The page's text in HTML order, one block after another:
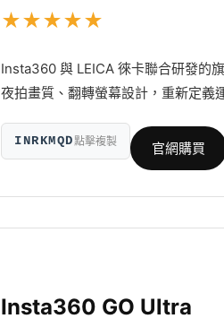
★★★★★
Insta360 與 LEICA 徠卡聯合研發的
夜拍畫質、翻轉螢幕設計，重新定義
INRKMQD點擊複製 官網購買
Insta360 GO Ultra